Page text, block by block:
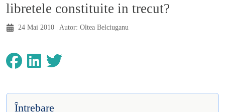
libretele constituite in trecut?
24 Mai 2010 | Autor: Oltea Belciuganu
Întrebare